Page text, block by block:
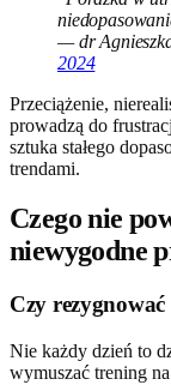
— dr
2024
Przeciążenie,
prowadzą do
sztuka stałego
trendami.
Czego nie
niewygodne
Czy rezygnować
Nie każdy dzień to
wymuszać trening